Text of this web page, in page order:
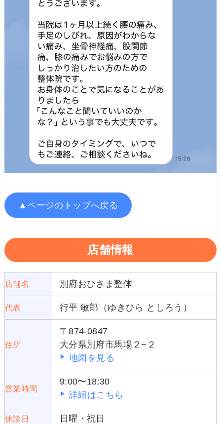
▲ページのトップへ戻る
店舗情報
店舗名 別府おひさま整体
代表 行平 敏郎（ゆきひら としろう）
住所
〒874-0847
大分県別府市馬場２−２
地図を見る
営業時間
9:00〜18:30
詳細はこちら
休診日 日曜・祝日